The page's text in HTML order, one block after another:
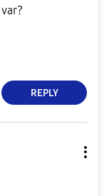
REPLY